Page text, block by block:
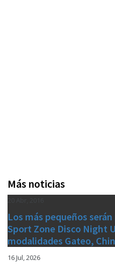
Más noticias
Los más pequeños
Sport Zone Disco Night
modalidades Gateo,
16 Jul, 2026